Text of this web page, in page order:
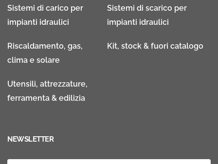
Sistemi di carico per
impianti idraulici
Sistemi di scarico per
impianti idraulici
Riscaldamento, gas,
clima e solare
Kit, stock & fuori catalogo
Utensili, attrezzature,
ferramenta & edilizia
NEWSLETTER